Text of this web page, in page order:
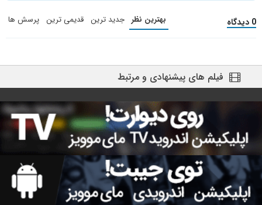
0 دیدگاه بهترین نظر جدید ترین قدیمی ترین پرسش ها
فیلم های پیشنهادی و مرتبط